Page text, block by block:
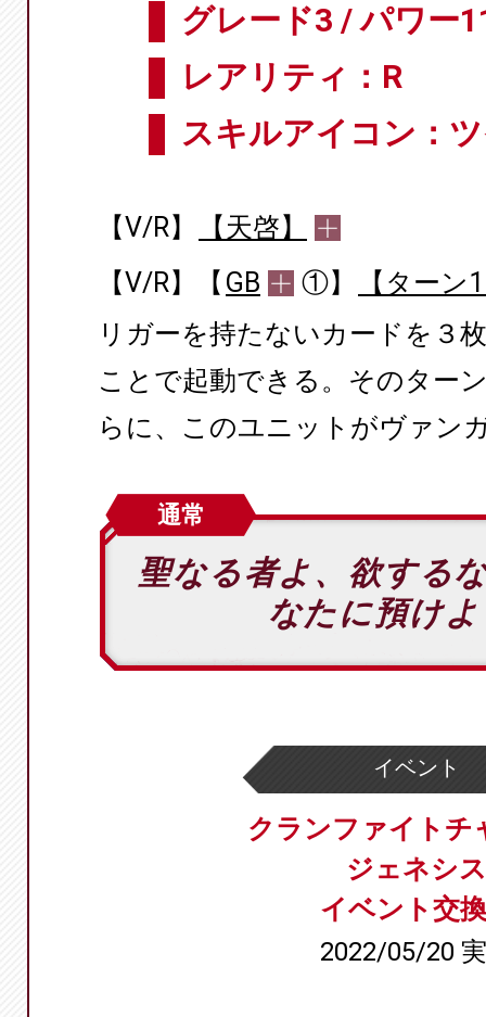
グレード3 / パワー
レアリティ：R
スキルアイコン：
【V/R】
【天啓】
【V/R】【 GB ①】
【ターン
リガーを持たないカードを３
ことで起動できる。そのター
らに、このユニットがヴァン
通常
聖なる者よ、欲する
なたに預け
イベント
クランファイトチ
ジェネシス
イベント交
2022/05/20